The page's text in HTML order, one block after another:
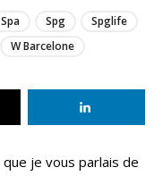
Spa Spg
Spglife
W Barcelone
je vous parlais de